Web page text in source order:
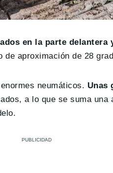
en la parte delantera
de aproximación de 28
neumáticos. Unas
a lo que se suma una